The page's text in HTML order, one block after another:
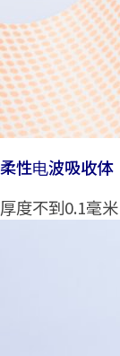
柔性电波吸收体
厚度不到0.1毫